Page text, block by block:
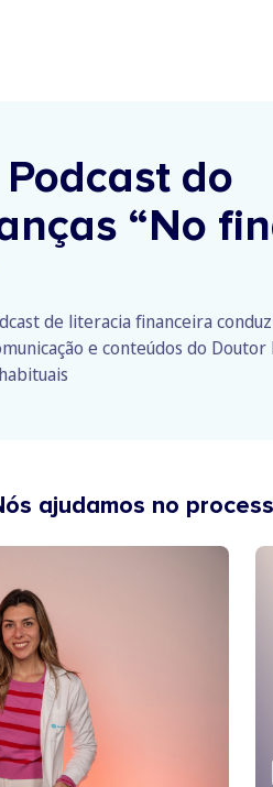
do
“No
de literacia financeira
e conteúdos do Doutor
ajudamos no